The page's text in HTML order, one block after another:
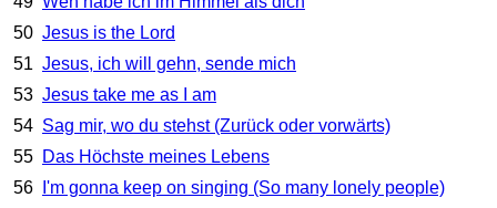
50 Jesus is the Lord
51 Jesus, ich will gehn, sende mich
53 Jesus take me as I am
54 Sag mir, wo du stehst (Zurück oder vorwärts)
55 Das Höchste meines Lebens
56
I'm gonna keep on singing (So many lonely people)